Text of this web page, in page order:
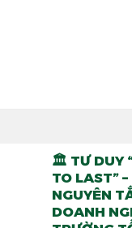
🏛️ TƯ DUY
TO LAST” –
NGUYÊN
DOANH